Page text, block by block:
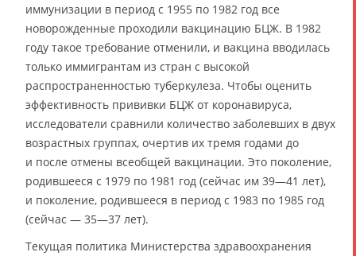
иммунизации в период с 1955 по 1982 год все
новорожденные проходили вакцинацию БЦЖ. В 1982
году такое требование отменили, и вакцина вводилась
только иммигрантам из стран с высокой
распространенностью туберкулеза. Чтобы оценить
эффективность прививки БЦЖ от коронавируса,
исследователи сравнили количество заболевших в двух
возрастных группах, очертив их тремя годами до
и после отмены всеобщей вакцинации. Это поколение,
родившееся с 1979 по 1981 год (сейчас им 39—41 лет),
и поколение, родившееся в период с 1983 по 1985 год
(сейчас — 35—37 лет).
Текущая политика Министерства здравоохранения